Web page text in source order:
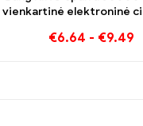
vienkartinė elektroninė
Blueberry Ice ir Black
€6.64 - €9.49